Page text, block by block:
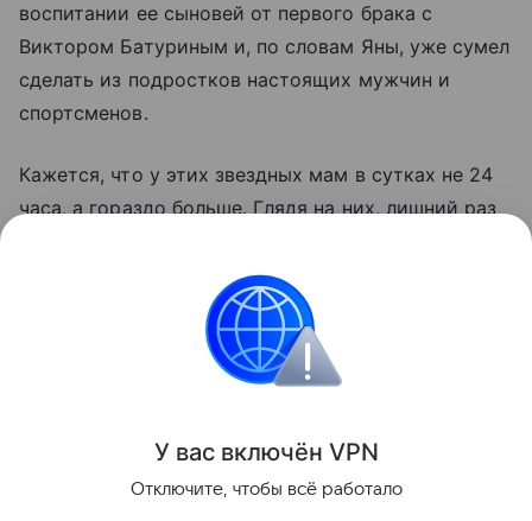
воспитании ее сыновей от первого брака с
Виктором Батуриным и, по словам Яны, уже сумел
сделать из подростков настоящих мужчин и
спортсменов.
Кажется, что у этих звездных мам в сутках не 24
часа, а гораздо больше. Глядя на них, лишний раз
больше задач, тем больше успеваешь». Истории
наших многодетных мам – лучшее тому
Поделиться
У вас включён VPN
Отключите, чтобы всё работало